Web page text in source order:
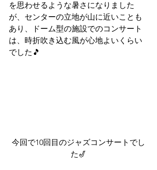
を思わせるような暑さになりました
が、センターの立地が山に近いことも
あり、ドーム型の施設でのコンサート
は、時折吹き込む風が心地よいくらい
でした🎵
今回で10回目のジャズコンサートでし
た🎷